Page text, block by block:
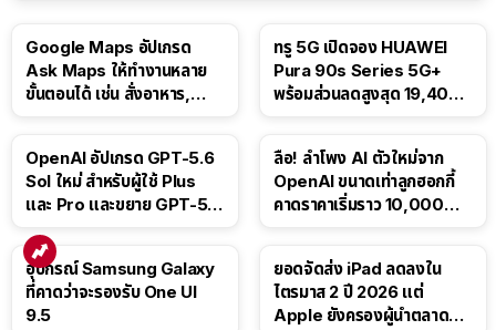
Google Maps อัปเกรด
Ask Maps ให้ทำงานหลาย
ขั้นตอนได้ เช่น สั่งอาหาร,
ทรู 5G เปิดจอง HUAWEI
Pura 90s Series 5G+
พร้อมส่วนลดสูงสุด 19,400
OpenAI อัปเกรด GPT-5.6
Sol ใหม่ สำหรับผู้ใช้ Plus
และ Pro และขยาย GPT-5.6
ลือ! ลำโพง AI ตัวใหม่จาก
OpenAI ขนาดเท่าลูกฮอกกี้
คาดราคาเริ่มราว 10,000
อุปกรณ์ Samsung Galaxy
ที่คาดว่าจะรองรับ One UI
9.5
ยอดจัดส่ง iPad ลดลงใน
ไตรมาส 2 ปี 2026 แต่
Apple ยังครองผู้นำตลาด